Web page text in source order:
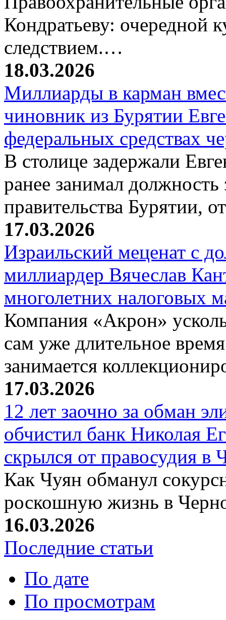
Кондратьеву: очередной
следствием.…
18.03.2026
Миллиарды в карман
чиновник из Бурятии
федеральных средствах
В столице задержали
ранее занимал должность
правительства Бурятии,
17.03.2026
Израильский меценат с
миллиардер Вячеслав
многолетних налоговых
Компания «Акрон»
сам уже длительное
занимается
17.03.2026
12 лет заочно за обман
обчистил банк Николая
скрылся от правосудия в
Как Чуян обманул
роскошную жизнь в
16.03.2026
Последние статьи
По дате
По просмотрам